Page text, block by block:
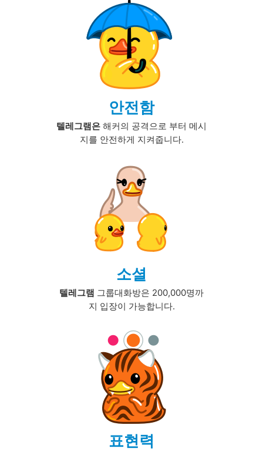
안전함
텔레그램은 해커의 공격으로 부터 메시
지를 안전하게 지켜줍니다.
소셜
텔레그램 그룹대화방은 200,000명까
지 입장이 가능합니다.
표현력